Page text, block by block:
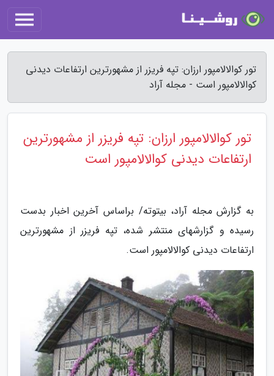
تور کوالالامپور ارزان: تپه فریزر از مشهورترین ارتفاعات دیدنی
کوالالامپور است - مجله آراد
تور کوالالامپور ارزان: تپه فریزر از مشهورترین
ارتفاعات دیدنی کوالالامپور است
به گزارش مجله آراد، بیتوته/ براساس آخرین اخبار بدست
رسیده و گزارشهای منتشر شده، تپه فریزر از مشهورترین
ارتفاعات دیدنی کوالالامپور است.